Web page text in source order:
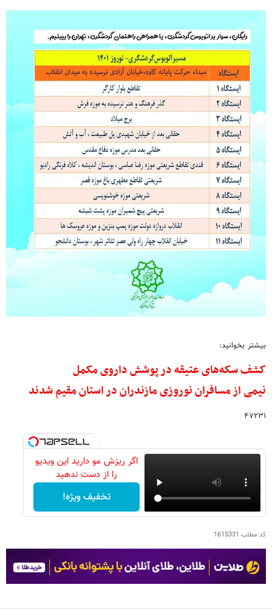
بیشتر بخوانید:
کشف سکه‌های عتیقه در پوشش داروی مکمل
نیمی از مسافران نوروزی مازندران در استان مقیم شدند
۴۷۲۳۱
اگر ریزش مو دارید این ویدیو
را از دست ندهید
تخفیف ویژه!
کد مطلب 1615331